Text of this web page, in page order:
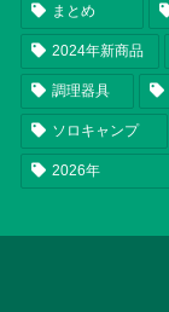
まとめ
2024年新商品
調理器具
ソロキャンプ
2026年